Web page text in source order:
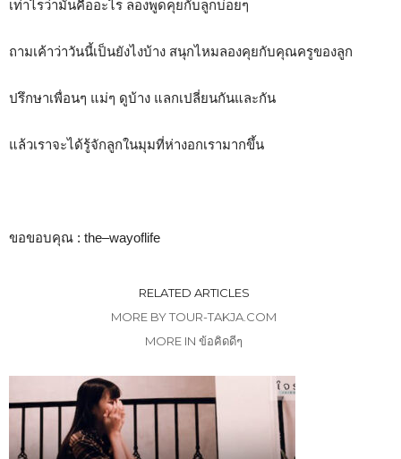
เท่าไรว่ามันคืออะไร ลองพูดคุยกับลูกบ่อยๆ
ถามเค้าว่าวันนี้เป็นยังไงบ้าง สนุกไหมลองคุยกับคุณครูของลูก
ปรึกษาเพื่อนๆ แม่ๆ ดูบ้าง แลกเปลี่ยนกันและกัน
แล้วเราจะได้รู้จักลูกในมุมที่ห่างอกเรามากขึ้น
ขอขอบคุณ : the–wayoflife
RELATED ARTICLES
MORE BY TOUR-TAKJA.COM
MORE IN ข้อคิดดีๆ